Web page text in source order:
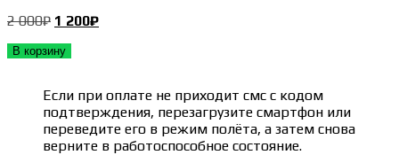
2 000₽ Первоначальная
составляла
1 200₽Текущая
В корзину
Если при оплате не приходит смс с кодом
подтверждения, перезагрузите смартфон или
переведите его в режим полёта, а затем снова
верните в работоспособное состояние.